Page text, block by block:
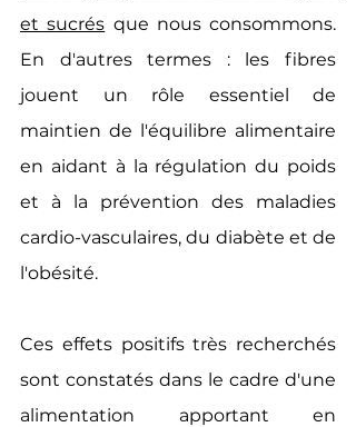
et sucrés que nous consommons.
En d'autres termes : les fibres
jouent un rôle essentiel de
maintien de l'équilibre alimentaire
en aidant à la régulation du poids
et à la prévention des maladies
cardio-vasculaires, du diabète et de
l'obésité.
Ces effets positifs très recherchés
sont constatés dans le cadre d'une
alimentation apportant en